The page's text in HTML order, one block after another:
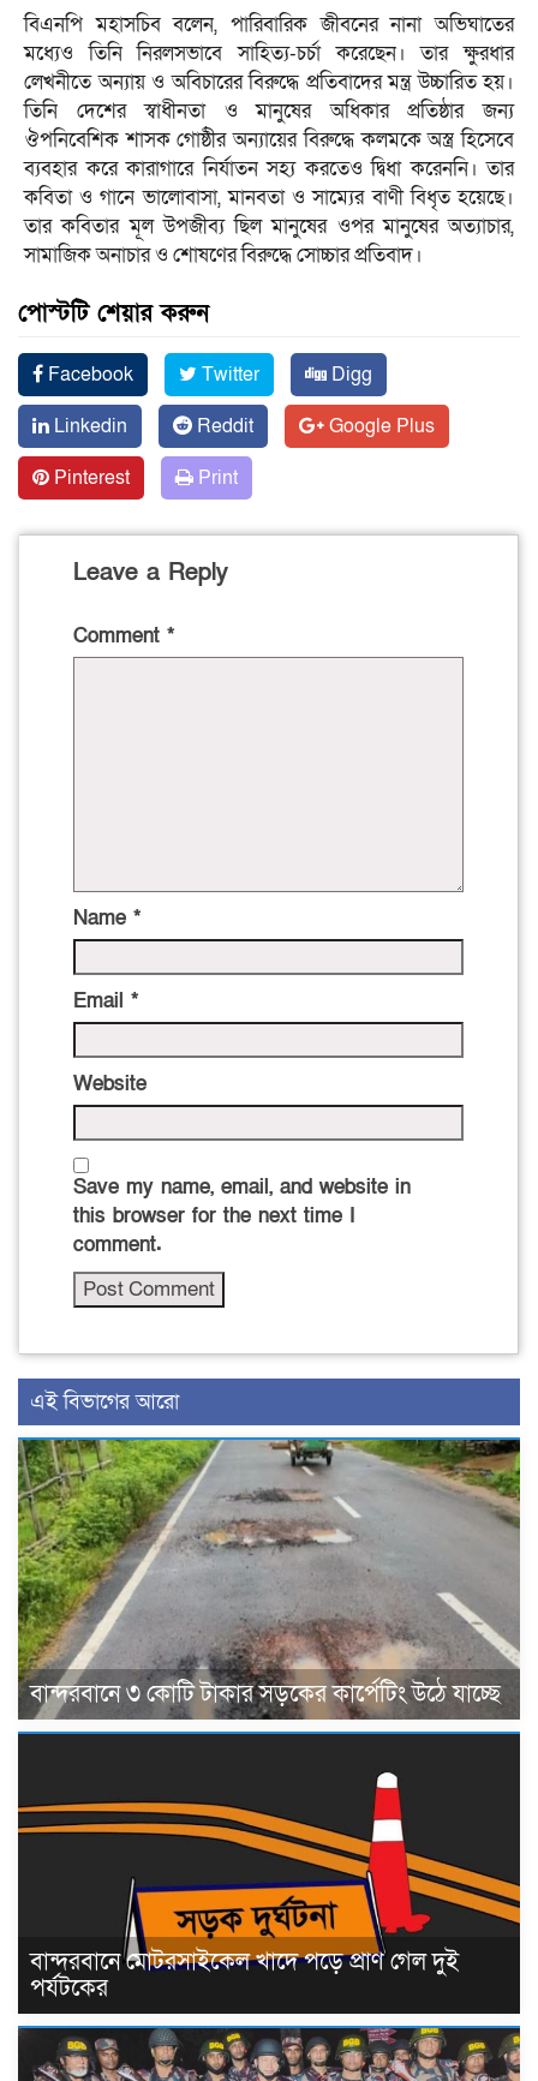
বিএনপি মহাসচিব বলেন, পারিবারিক জীবনের নানা অভিঘাতের
মধ্যেও তিনি নিরলসভাবে সাহিত্য-চর্চা করেছেন। তার ক্ষুরধার
লেখনীতে অন্যায় ও অবিচারের বিরুদ্ধে প্রতিবাদের মন্ত্র উচ্চারিত হয়।
তিনি দেশের স্বাধীনতা ও মানুষের অধিকার প্রতিষ্ঠার জন্য
ঔপনিবেশিক শাসক গোষ্ঠীর অন্যায়ের বিরুদ্ধে কলমকে অস্ত্র হিসেবে
ব্যবহার করে কারাগারে নির্যাতন সহ্য করতেও দ্বিধা করেননি। তার
কবিতা ও গানে ভালোবাসা, মানবতা ও সাম্যের বাণী বিধৃত হয়েছে।
তার কবিতার মূল উপজীব্য ছিল মানুষের ওপর মানুষের অত্যাচার,
সামাজিক অনাচার ও শোষণের বিরুদ্ধে সোচ্চার প্রতিবাদ।
পোস্টটি শেয়ার করুন
Facebook Twitter
Digg
Linkedin
Reddit
Google Plus
Pinterest
Print
Leave a Reply
Comment *
Name *
Email *
Website
Save my name, email, and website in
this browser for the next time I
comment.
এই বিভাগের আরো
বান্দরবানে ৩ কোটি টাকার সড়কের কার্পেটিং উঠে যাচ্ছে
বান্দরবানে মোটরসাইকেল খাদে পড়ে প্রাণ গেল দুই
পর্যটকের